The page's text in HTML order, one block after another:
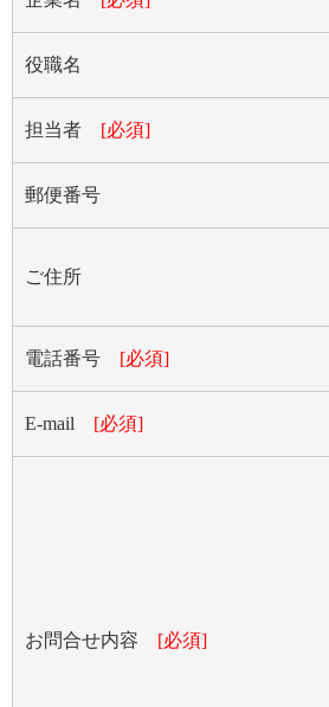
役職名
担当者 [必須]
郵便番号
ご住所
電話番号 [必須]
E-mail [必須]
お問合せ内容 [必須]